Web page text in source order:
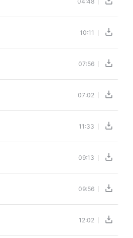
10:11
07:56
07:02
11:33
09:13
09:56
12:02